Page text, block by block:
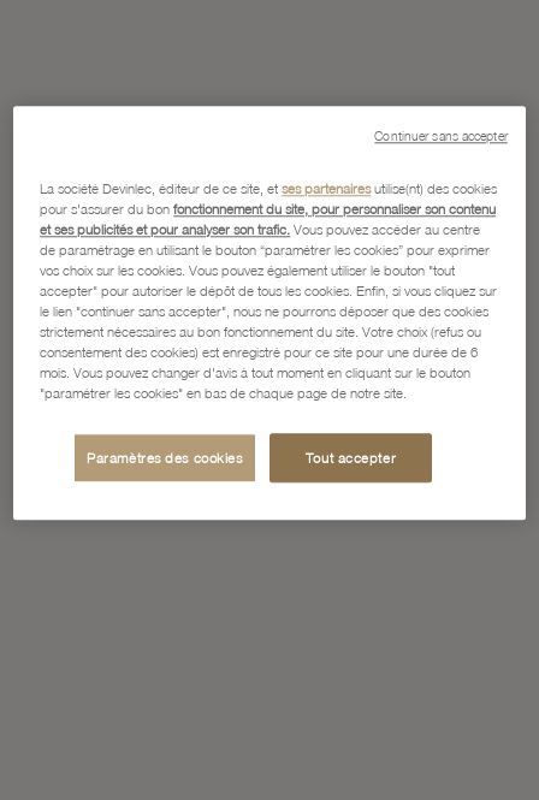
La société Devinlec, éditeur de ce site, etses partenairesutilise(nt) des cookies
pour s'assurer du bonfonctionnement du site, pour personnaliser son contenu
et ses publicités et pour analyser son trafic. Vous pouvez accéder au centre
de paramétrage en utilisant le bouton “paramétrer les cookies” pour exprimer
vos choix sur les cookies. Vous pouvez également utiliser le bouton "tout
accepter" pour autoriser le dépôt de tous les cookies. Enfin, si vous cliquez sur
le lien "continuer sans accepter", nous ne pourrons déposer que des cookies
strictement nécessaires au bon fonctionnement du site. Votre choix (refus ou
consentement des cookies) est enregistré pour ce site pour une durée de 6
mois. Vous pouvez changer d'avis à tout moment en cliquant sur le bouton
"paramétrer les cookies" en bas de chaque page de notre site.
Paramètres des cookies Tout accepter
Continuer sans accepter